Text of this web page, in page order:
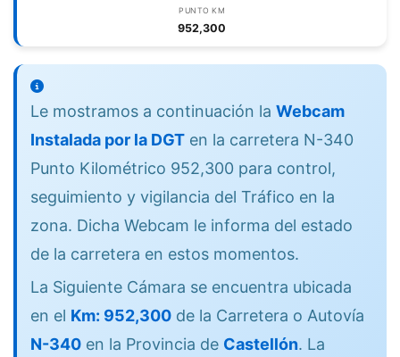
PUNTO KM
952,300
Le mostramos a continuación la Webcam
Instalada por la DGT en la carretera N-340
Punto Kilométrico 952,300 para control,
seguimiento y vigilancia del Tráfico en la
zona. Dicha Webcam le informa del estado
de la carretera en estos momentos.
La Siguiente Cámara se encuentra ubicada
en el Km: 952,300 de la Carretera o Autovía
N-340 en la Provincia de Castellón. La